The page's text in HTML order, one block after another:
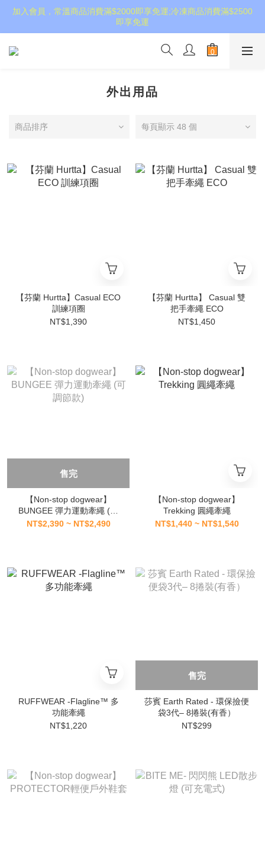
加入會員，常溫商品消費滿$2000即享免運;冷凍商品消費滿$2500
即享免運
外出用品
商品排序 每頁顯示 48 個
【芬蘭 Hurtta】Casual ECO
訓練項圈
NT$1,390
【芬蘭 Hurtta】 Casual 雙
把手牽繩 ECO
NT$1,450
售完
【Non-stop dogwear】
BUNGEE 彈力運動牽繩 (可
調節款)
NT$2,390 ~ NT$2,490
【Non-stop dogwear】
Trekking 圓繩牽繩
NT$1,440 ~ NT$1,540
RUFFWEAR -Flagline™ 多
功能牽繩
NT$1,220
售完
莎賓 Earth Rated - 環保撿便
袋3代– 8捲裝(有香）
NT$299